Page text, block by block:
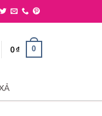
0₫ 0